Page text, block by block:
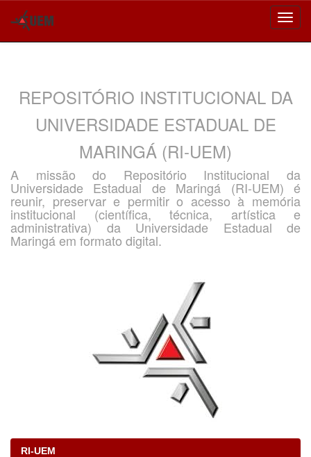
REPOSITÓRIO INSTITUCIONAL DA
UNIVERSIDADE ESTADUAL DE
MARINGÁ (RI-UEM)
A missão do Repositório Institucional da
Universidade Estadual de Maringá (RI-UEM) é
reunir, preservar e permitir o acesso à memória
institucional (científica, técnica, artística e
administrativa) da Universidade Estadual de
Maringá em formato digital.
RI-UEM